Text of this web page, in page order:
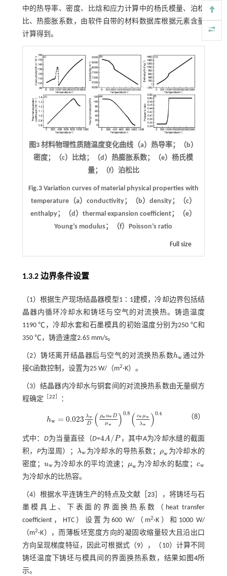
中的热导率、密度、比焓和应力计算中的杨氏模量、泊松
比、热膨胀系数，由软件自带的材料数据库根据元素含量
计算得到。
图3 材料物理性质随温度变化曲线（a）热导率；（b）
密度；（c）比焓；（d）热膨胀系数；（e）杨氏模
量；（f）泊松比
Fig.3 Variation curves of material physical properties with
temperature（a）conductivity；（b）density；（c）
enthalpy；（d）thermal expansion coefficient；（e）
Young’s modulus；（f）Poisson’s ratio
Full size
1.3.2 边界条件设置
（1）根据生产现场结晶器模型1∶1建模，冷却边界包括结
晶器内循环冷却水和铸坯与空气的对流换热。铸造温度
1190 ℃，冷却水套和石墨模具的初始温度分别为250 ℃和
350 ℃，铸造速度2.65 mm/s。
（2）铸坯离开结晶器后与空气的对流换热系数hw
hw通过外
接C函数控制，设置为25 W/（m2·K）。
（3）结晶器内冷却水与铜套间的对流换热系数由无量纲方
程确定
22 ：
hw = 0.023 λw
D ( ρwuw D
μw ) 0.8 ( cw μw
λw )0.4
hw=0.023λwDρwuwDμw 0.8 w μwλw0.4
（8）
式中： D为当量直径（D=4A /P
4A/P ，其中A为冷却水缝的截面
积， P为湿周）； λw
λw 为冷却水的导热系数； ρw
ρw 为冷却水的
密度； uw
uw 为冷却水的平均流速；μw
μw 为冷却水的黏度；cw
cw
为冷却水的比热容。
（4）根据水平连铸生产的特点及文献［23 ］，将铸坯与石
墨模具上、下表面的界面换热系数（heat transfer
coefficient，HTC）设置为600 W/（m2·K）和1000 W/
（m2·K），而薄板坯宽度方向的凝固收缩量较大且沿出口
方向呈现梯度特征，因此可根据式（9），（ 10）计算不同
铸坯温度下铸坯与模具间的界面换热系数，结果如 图4所
示。